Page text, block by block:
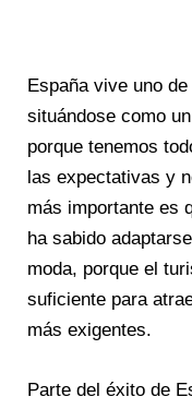
España vive uno
situándose como
porque tenemos
las expectativas y
más importante es
ha sabido
moda, porque el
suficiente para
más exigentes.
Parte del éxito de